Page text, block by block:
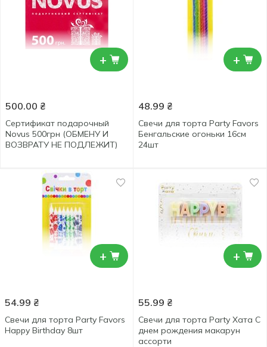
+
500.00 ₴
Сертификат подарочный
Novus 500грн (ОБМЕНУ И
ВОЗВРАТУ НЕ ПОДЛЕЖИТ)
+
48.99 ₴
Свечи для торта Party Favors
Бенгальские огоньки 16см
24шт
+
54.99 ₴
Свечи для торта Party Favors
Happy Birthday 8шт
+
55.99 ₴
Свечи для торта Party Хата С
днем рождения макарун
ассорти